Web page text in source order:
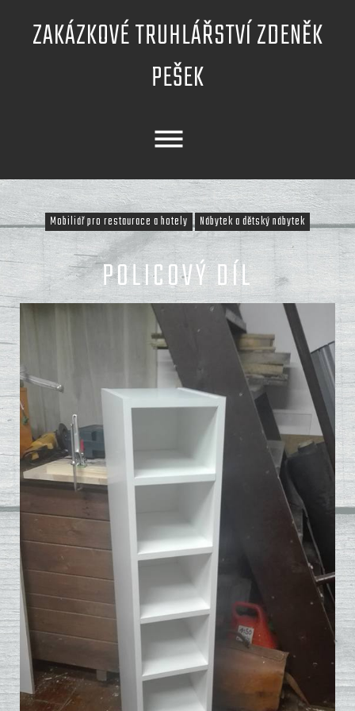
contentZAKÁZKOVÉ TRUHLÁŘSTVÍ ZDENĚK
PEŠEK
Mobiliář pro restaurace a hotely Nábytek a dětský nábytek
POLICOVÝ DÍL